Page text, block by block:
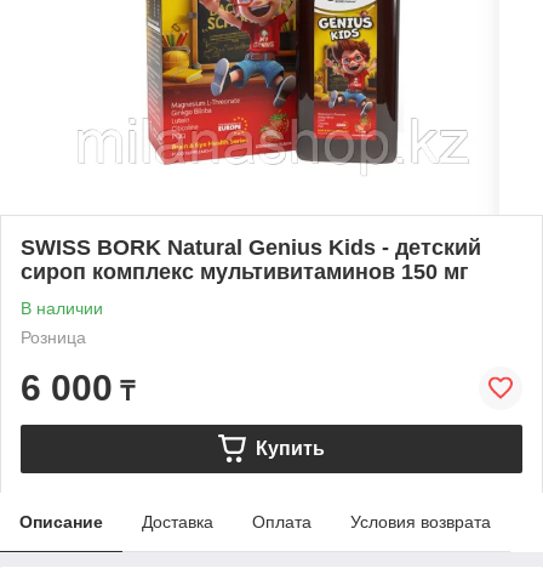
SWISS BORK Natural Genius Kids - детский
сироп комплекс мультивитаминов 150 мг
В наличии
Розница
6 000 ₸
Купить
Описание Доставка Оплата Условия возврата